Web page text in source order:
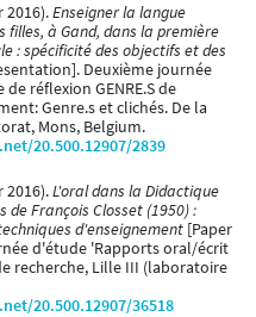
2016).Enseigner la langue
filles, à Gand, dans la première
: spécificité des objectifs et des
Deuxième journée
réflexion GENRE.S de
Genre.s et clichés. De la
Mons, Belgium.
20.500.12907/2839
2016).L'oral dans la Didactique
de François Closset (1950) :
d'enseignement [Paper
d'étude 'Rapports oral/écrit
recherche, Lille III (laboratoire
20.500.12907/36518